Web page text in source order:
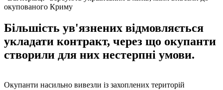
окупованого Криму
Більшість ув'язнених відмовляється
укладати контракт, через що окупанти
створили для них нестерпні умови.
Окупанти насильно вивезли із захоплених територій